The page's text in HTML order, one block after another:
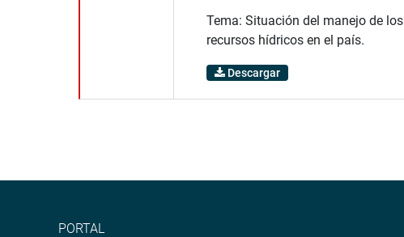
Tema: Situación del manejo de los
recursos hídricos en el país.
Descargar
PORTAL